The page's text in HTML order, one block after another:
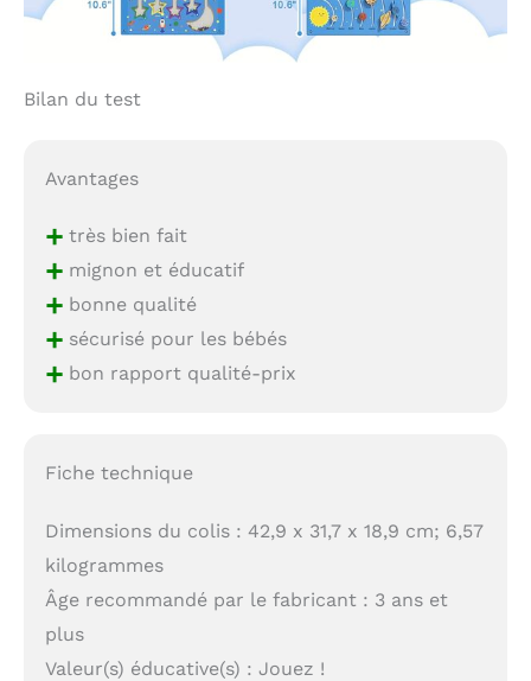
Bilan du test
Avantages
+très bien fait
+mignon et éducatif
+bonne qualité
+sécurisé pour les bébés
+bon rapport qualité-prix
Fiche technique
Dimensions du colis : 42,9 x 31,7 x 18,9 cm; 6,57
kilogrammes
Âge recommandé par le fabricant : 3 ans et
plus
Valeur(s) éducative(s) : Jouez !